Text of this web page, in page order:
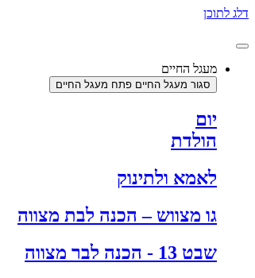
דלג לתוכן
מעגל החיים
סגור מעגל החיים פתח מעגל החיים
יום
הולדת
לאמא ולתינוק
גו מצווש – הכנה לבת מצווה
שבט 13 - הכנה לבר מצווה